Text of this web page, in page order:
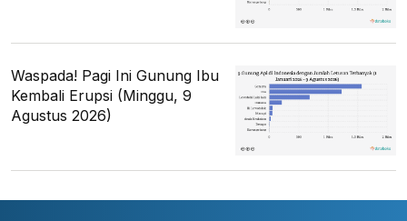
Waspada! Pagi Ini Gunung Ibu
Kembali Erupsi (Minggu, 9
Agustus 2026)